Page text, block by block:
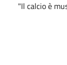
"Il calcio è